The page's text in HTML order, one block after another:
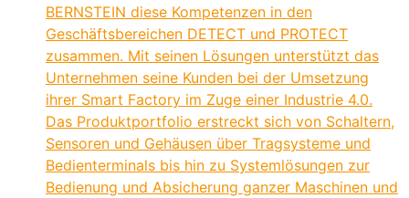
BERNSTEIN diese Kompetenzen in den
Geschäftsbereichen DETECT und PROTECT
zusammen. Mit seinen Lösungen unterstützt das
Unternehmen seine Kunden bei der Umsetzung
ihrer Smart Factory im Zuge einer Industrie 4.0.
Das Produktportfolio erstreckt sich von Schaltern,
Sensoren und Gehäusen über Tragsysteme und
Bedienterminals bis hin zu Systemlösungen zur
Bedienung und Absicherung ganzer Maschinen und